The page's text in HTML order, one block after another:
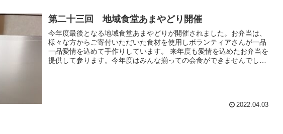
第二十三回 地域食堂あまやどり開催
今年度最後となる地域食堂あまやどりが開催されました。お弁当は、
様々な方からご寄付いただいた食材を使用しボランティアさんが一品
一品愛情を込めて手作りしています。 来年度も愛情を込めたお弁当を
提供して参ります。今年度はみんな揃っての会食ができませんでした
2022.04.03